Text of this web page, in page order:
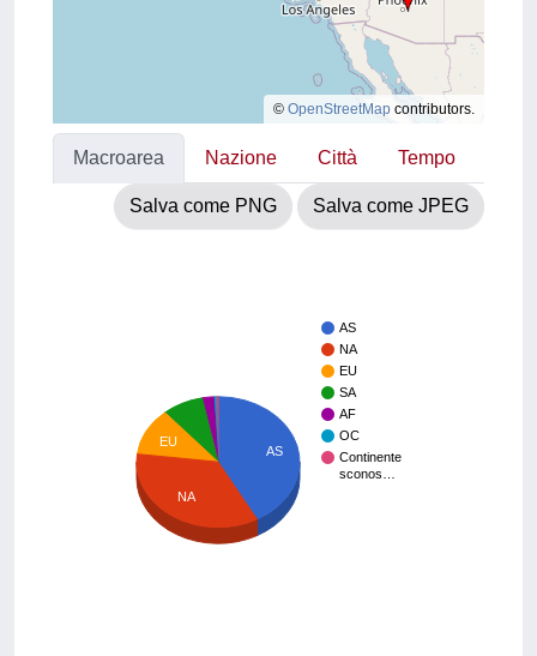
© OpenStreetMap contributors.
Macroarea Nazione Città Tempo
Salva come PNG Salva come JPEG
AS
NA
EU
SA
AF
OC
Continente
sconos…
AS
EU
NA